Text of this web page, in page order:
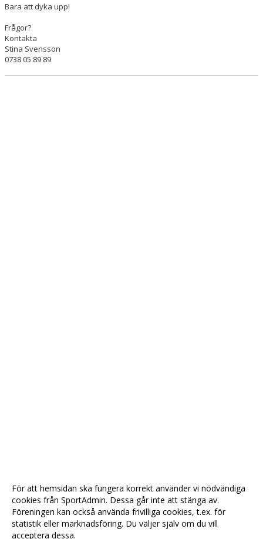
Bara att dyka upp!
Frågor?
Kontakta
Stina Svensson
0738 05 89 89
För att hemsidan ska fungera korrekt använder vi nödvändiga
cookies från SportAdmin. Dessa går inte att stänga av.
Föreningen kan också använda frivilliga cookies, t.ex. för
statistik eller marknadsföring. Du väljer själv om du vill
acceptera dessa.